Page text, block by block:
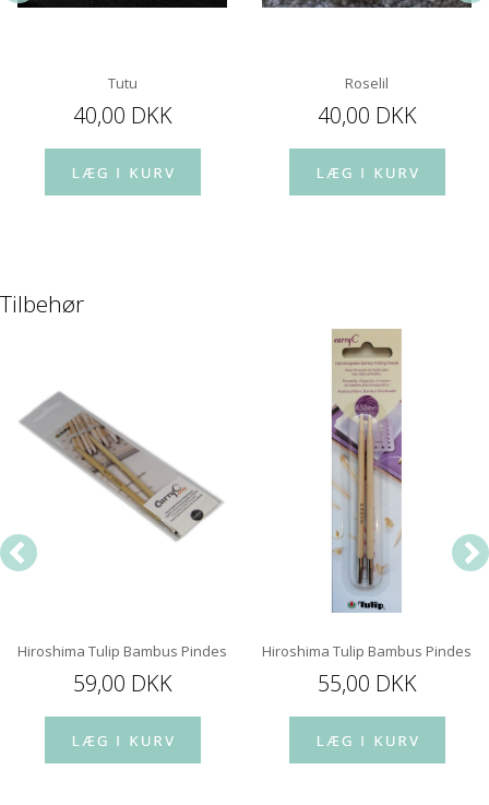
Tutu
40,00 DKK
Roselil
40,00 DKK
Tilbehør
Hiroshima Tulip Bambus Pindespids 12 cm
59,00 DKK
Hiroshima Tulip Bambus
55,00 DKK